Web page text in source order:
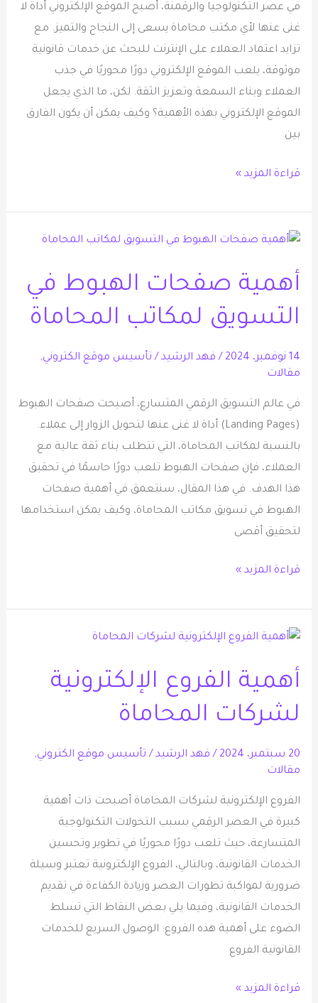
في عصر التكنولوجيا والرقمنة، أصبح الموقع الإلكتروني أداة لا
غنى عنها لأي مكتب محاماة يسعى إلى النجاح والتميز. مع
تزايد اعتماد العملاء على الإنترنت للبحث عن خدمات قانونية
موثوقة، يلعب الموقع الإلكتروني دورًا محوريًا في جذب
العملاء وبناء السمعة وتعزيز الثقة. لكن، ما الذي يجعل
الموقع الإلكتروني بهذه الأهمية؟ وكيف يمكن أن يكون الفارق
بين
قراءة المزيد »
أهمية صفحات الهبوط في
التسويق لمكاتب المحاماة
14 نوفمبر، 2024 / فهد الرشيد/ تأسيس موقع الكتروني,
مقالات
في عالم التسويق الرقمي المتسارع، أصبحت صفحات الهبوط
(Landing Pages) أداة لا غنى عنها لتحويل الزوار إلى عملاء.
بالنسبة لمكاتب المحاماة، التي تتطلب بناء ثقة عالية مع
العملاء، فإن صفحات الهبوط تلعب دورًا حاسمًا في تحقيق
هذا الهدف. في هذا المقال، سنتعمق في أهمية صفحات
الهبوط في تسويق مكاتب المحاماة، وكيف يمكن استخدامها
لتحقيق أقصى
أهمية
الهبوط
التسويق
المحاماة
قراءة المزيد »
أهمية الفروع الإلكترونية
لشركات المحاماة
20 سبتمبر، 2024 / فهد الرشيد/ تأسيس موقع الكتروني,
مقالات
الفروع الإلكترونية لشركات المحاماة أصبحت ذات أهمية
كبيرة في العصر الرقمي بسبب التحولات التكنولوجية
المتسارعة، حيث تلعب دورًا محوريًا في تطوير وتحسين
الخدمات القانونية، وبالتالي، الفروع الإلكترونية تعتبر وسيلة
ضرورية لمواكبة تطورات العصر وزيادة الكفاءة في تقديم
الخدمات القانونية، وفيما يلي بعض النقاط التي تسلط
الضوء على أهمية هذه الفروع: الوصول السريع للخدمات
القانونية الفروع
أهمية
الإلكترونية
لشركات
المحاماة
قراءة المزيد »